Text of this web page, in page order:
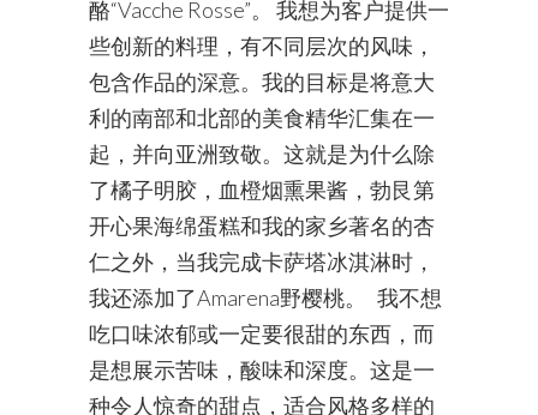
酪“Vacche Rosse”。 我想为客户提供一
些创新的料理，有不同层次的风味，
包含作品的深意。我的目标是将意大
利的南部和北部的美食精华汇集在一
起，并向亚洲致敬。这就是为什么除
了橘子明胶，血橙烟熏果酱，勃艮第
开心果海绵蛋糕和我的家乡著名的杏
仁之外，当我完成卡萨塔冰淇淋时，
我还添加了Amarena野樱桃。 我不想
吃口味浓郁或一定要很甜的东西，而
是想展示苦味，酸味和深度。这是一
种令人惊奇的甜点，适合风格多样的